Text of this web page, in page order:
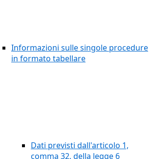
Informazioni sulle singole procedure
in formato tabellare
Dati previsti dall'articolo 1,
comma 32, della legge 6